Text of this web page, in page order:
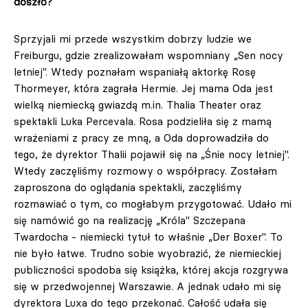
Sprzyjali mi przede wszystkim dobrzy ludzie we
Freiburgu, gdzie zrealizowałam wspomniany „Sen nocy
letniej". Wtedy poznałam wspaniałą aktorkę Rosę
Thormeyer, która zagrała Hermie. Jej mama Oda jest
wielką niemiecką gwiazdą m.in. Thalia Theater oraz
spektakli Luka Percevala. Rosa podzieliła się z mamą
wrażeniami z pracy ze mną, a Oda doprowadziła do
tego, że dyrektor Thalii pojawił się na „Śnie nocy letniej".
Wtedy zaczęliśmy rozmowy o współpracy. Zostałam
zaproszona do oglądania spektakli, zaczęliśmy
rozmawiać o tym, co mogłabym przygotować. Udało mi
się namówić go na realizację „Króla" Szczepana
Twardocha - niemiecki tytuł to właśnie „Der Boxer". To
nie było łatwe. Trudno sobie wyobrazić, że niemieckiej
publiczności spodoba się książka, której akcja rozgrywa
się w przedwojennej Warszawie. A jednak udało mi się
dyrektora Luxa do tego przekonać. Całość udała się